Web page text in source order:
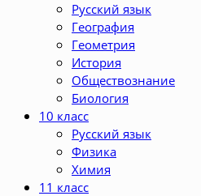
Русский язык
География
Геометрия
История
Обществознание
Биология
10 класс
Русский язык
Физика
Химия
11 класс